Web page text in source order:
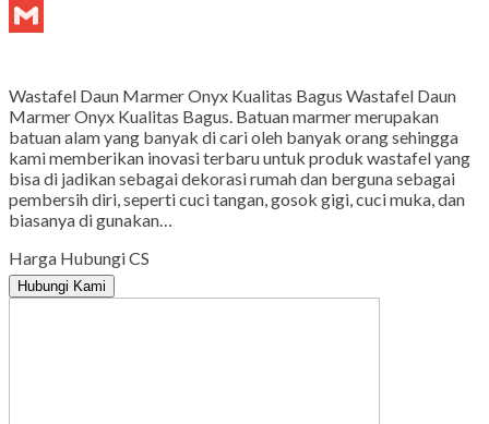
Tumblr
Wastafel Daun Marmer Onyx Kualitas Bagus Wastafel Daun
Marmer Onyx Kualitas Bagus. Batuan marmer merupakan
batuan alam yang banyak di cari oleh banyak orang sehingga
kami memberikan inovasi terbaru untuk produk wastafel yang
bisa di jadikan sebagai dekorasi rumah dan berguna sebagai
pembersih diri, seperti cuci tangan, gosok gigi, cuci muka, dan
biasanya di gunakan…
Harga Hubungi CS
Hubungi Kami